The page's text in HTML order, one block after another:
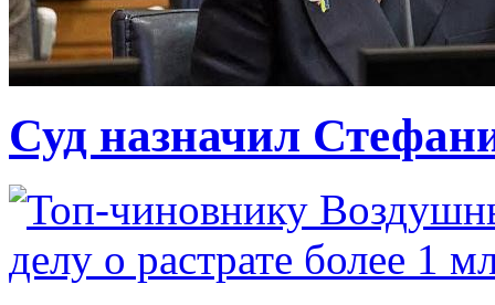
Суд назначил